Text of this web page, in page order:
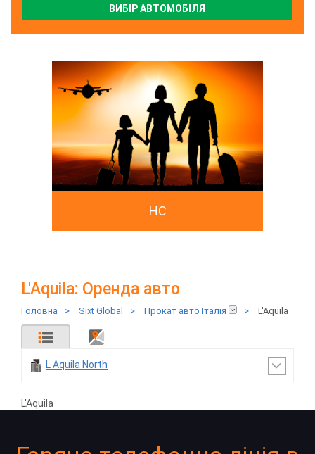
ВИБІР АВТОМОБІЛЯ
HC
L'Aquila: Оренда авто
Головна > Sixt Global > Прокат авто Італія > L'Aquila
L Aquila North
L'Aquila